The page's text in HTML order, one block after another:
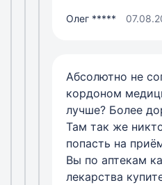
Олег *****
Абсолютно не
кордоном
лучше? Более
Там так же
попасть на
Вы по аптекам
лекарства